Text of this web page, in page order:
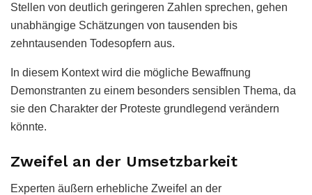
Stellen von deutlich geringeren Zahlen sprechen, gehen
unabhängige Schätzungen von tausenden bis
zehntausenden Todesopfern aus.
In diesem Kontext wird die mögliche Bewaffnung
Demonstranten zu einem besonders sensiblen Thema, da
sie den Charakter der Proteste grundlegend verändern
könnte.
Zweifel an der Umsetzbarkeit
Experten äußern erhebliche Zweifel an der